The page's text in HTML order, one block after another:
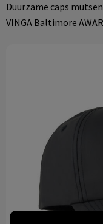
Home & living
Schrijfwaren
Technologie &
Overig
Overig
ICT
Duurzame caps
VINGA Baltimore